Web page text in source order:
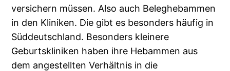
versichern müssen. Also auch Beleghebammen
in den Kliniken. Die gibt es besonders häufig in
Süddeutschland. Besonders kleinere
Geburtskliniken haben ihre Hebammen aus
dem angestellten Verhältnis in die